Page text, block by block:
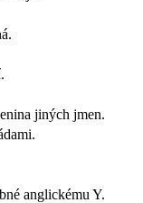
jiných jmen.
anglickému Y.